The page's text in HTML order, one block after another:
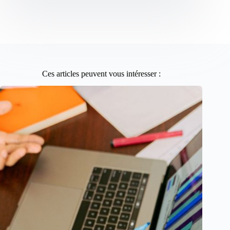
Ces articles peuvent vous intéresser :